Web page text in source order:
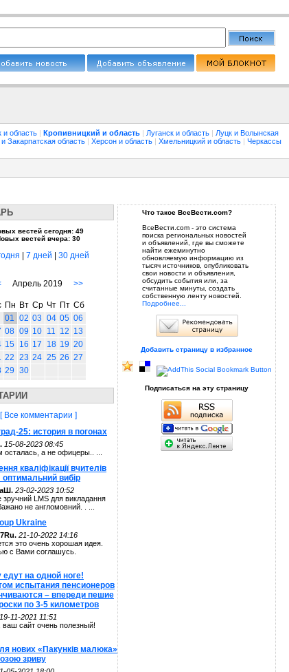
и область | Кропивницкий и область | Луганск и область | Луцк и Волынская
Закарпатская область | Херсон и область | Хмельницкий и область | Черкассы
вестей сегодня: 49
вестей вчера: 30
7 дней 30 дней
Апрель 2019 >>
Пн Вт Ср Чт Пт Сб
01 02 03 04 05 06
08 09 10 11 12 13
15 16 17 18 19 20
22 23 24 25 26 27
29 30
[ Все комментарии ]
25: история в погонах
15-08-2023 08:45
осталась, а не офицеры.. ...
кваліфікації вчителів
вибір
23-02-2023 10:52
зручний LMS для викладання
не англомовний. . ...
Ukraine
21-10-2022 14:16
это очень хорошая идея.
с Вами соглашусь.
едут на одной ноге!
испытания пенсионеров
– впереди пешие
по 3-5 километров
19-11-2021 11:51
ваш сайт очень полезный!
нових «Пакунків малюка»
зриву
Что такое ВсеВести.com?
ВсеВести.com - это система
поиска региональных новостей
и объявлений, где вы сможете
найти ежеминутно
обновляемую информацию из
тысяч источников, опубликовать
свои новости и объявления,
обсудить события или, за
считанные минуты, создать
собственную ленту новостей.
Подробнее...
Добавить страницу в избранное
Подписаться на эту страницу